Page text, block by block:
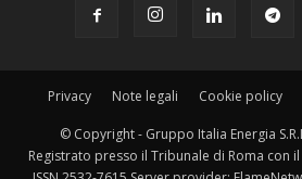
Privacy Note legali Cookie policy
© Copyright - Gruppo Italia Energia
Registrato presso il Tribunale di Roma con